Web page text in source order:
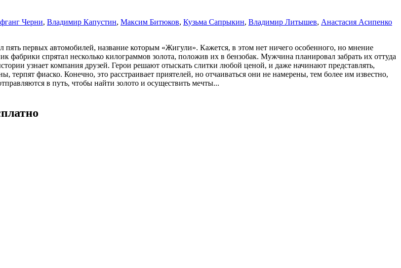
Черни, Владимир Капустин, Максим Битюков, Кузьма Сапрыкин, Владимир Литышев, Анастасия Асипенко
первых автомобилей, название которым «Жигули». Кажется, в этом нет ничего особенного, но мнение
спрятал несколько килограммов золота, положив их в бензобак. Мужчина планировал забрать их оттуда
узнает компания друзей. Герои решают отыскать слитки любой ценой, и даже начинают представлять,
фиаско. Конечно, это расстраивает приятелей, но отчаиваться они не намерены, тем более им известно,
в путь, чтобы найти золото и осуществить мечты...